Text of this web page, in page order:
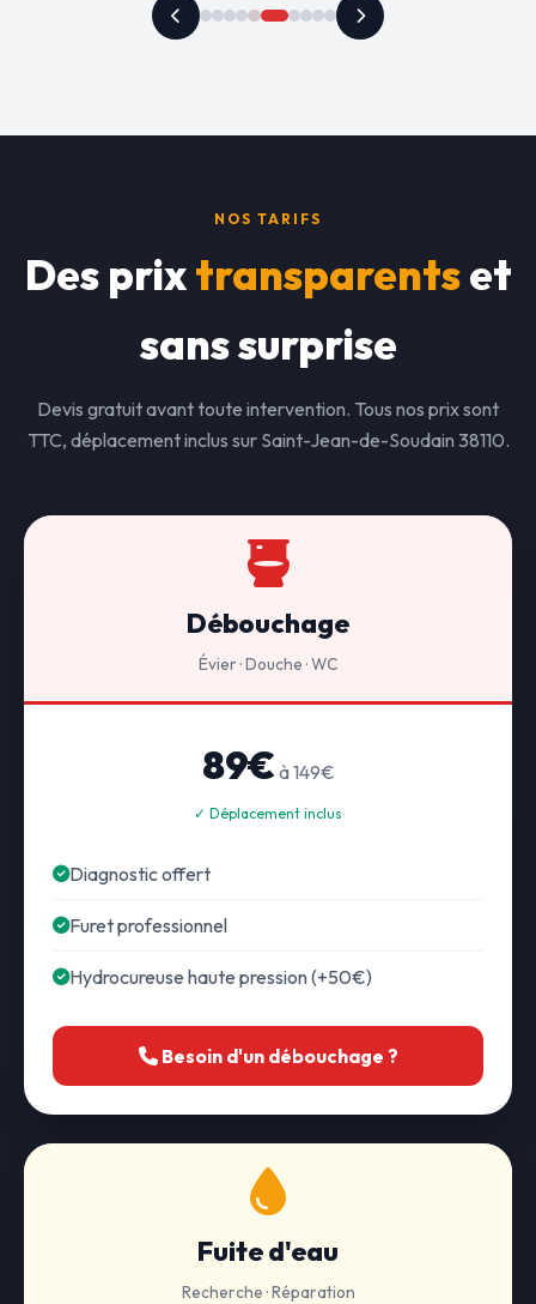
NOS TARIFS
Des prixtransparentset
sans surprise
Devis gratuit avant toute intervention. Tous nos prix sont
TTC, déplacement inclus sur Saint-Jean-de-Soudain 38110.
Débouchage
Évier · Douche · WC
89€ à 149€
✓ Déplacement inclus
Diagnostic offert
Furet professionnel
Hydrocureuse haute pression (+50€)
Besoin d'un débouchage ?
Fuite d'eau
Recherche · Réparation